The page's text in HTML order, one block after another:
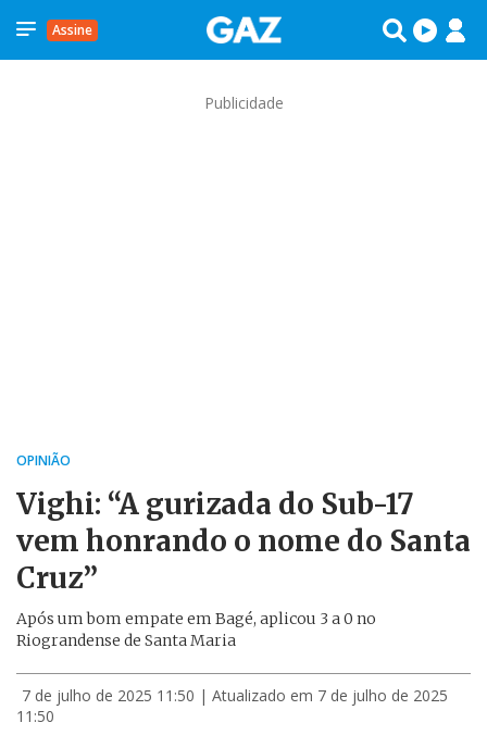
Assine
Publicidade
OPINIÃO
Vighi: “A gurizada do Sub-17
vem honrando o nome do Santa
Cruz”
Após um bom empate em Bagé, aplicou 3 a 0 no
Riograndense de Santa Maria
7 de julho de 2025 11:50 | Atualizado em 7 de julho de 2025
11:50